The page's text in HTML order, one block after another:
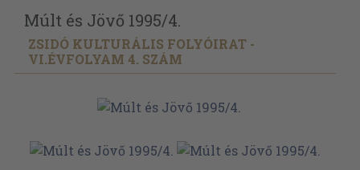
Múlt és Jövő 1995/4.
ZSIDÓ KULTURÁLIS FOLYÓIRAT -
VI.ÉVFOLYAM 4. SZÁM